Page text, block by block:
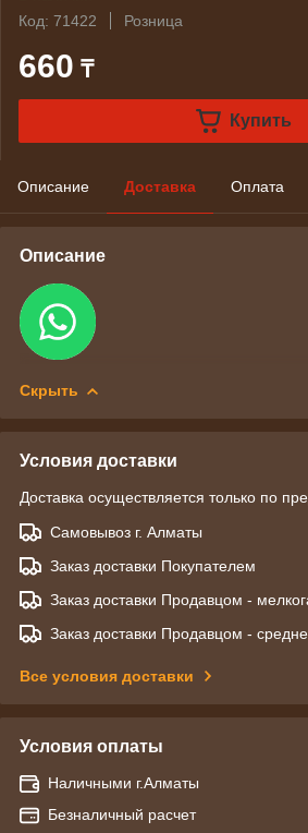
Код: 71422
Розница
660 ₸
Купить
Описание Доставка Оплата
Описание
Скрыть
Условия доставки
Доставка осуществляется только по
Самовывоз г. Алматы
Заказ доставки Покупателем
Заказ доставки Продавцом -
Заказ доставки Продавцом -
Все условия доставки
Условия оплаты
Наличными г.Алматы
Безналичный расчет